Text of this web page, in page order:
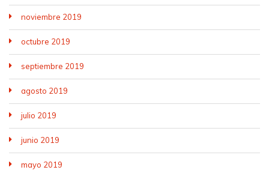
noviembre 2019
octubre 2019
septiembre 2019
agosto 2019
julio 2019
junio 2019
mayo 2019